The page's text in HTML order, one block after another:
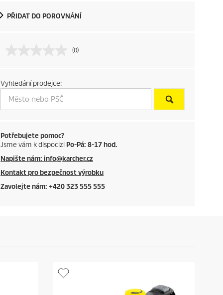
o
t
p
r
i
c
e
PŘIDAT DO POROVNÁNÍ
(0)
Vyhledání prodejce:
Potřebujete pomoc?
Jsme vám k dispocizi Po-Pá: 8-17 hod.
Napište nám: info@karcher.cz
Kontakt pro bezpečnost výrobku
Zavolejte nám: +420 323 555 555